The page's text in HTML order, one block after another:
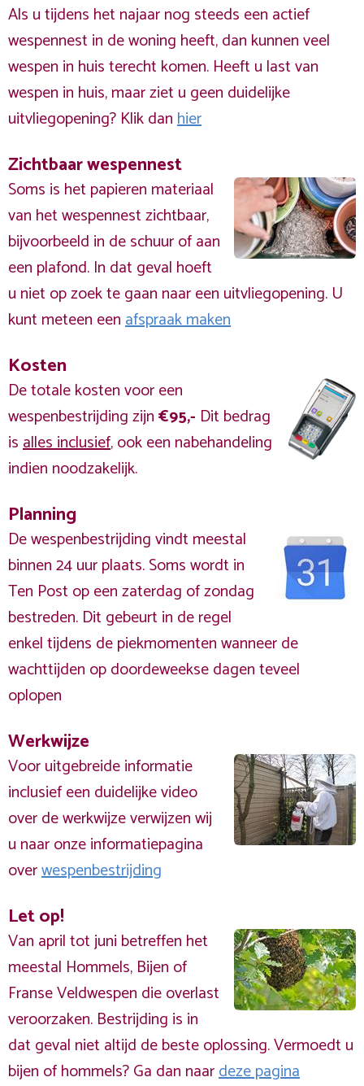
Als u tijdens het najaar nog steeds een actief
wespennest in de woning heeft, dan kunnen veel
wespen in huis terecht komen. Heeft u last van
wespen in huis, maar ziet u geen duidelijke
uitvliegopening? Klik danhier
Zichtbaar wespennest
Soms is het papieren materiaal
van het wespennest zichtbaar,
bijvoorbeeld in de schuur of aan
een plafond. In dat geval hoeft
u niet op zoek te gaan naar een uitvliegopening. U
kunt meteen eenafspraak maken
Kosten
De totale kosten voor een
wespenbestrijding zijn€95,- Dit bedrag
isalles inclusief, ook een nabehandeling
indien noodzakelijk.
Planning
De wespenbestrijding vindt meestal
binnen 24 uur plaats. Soms wordt in
Ten Post op een zaterdag of zondag
bestreden. Dit gebeurt in de regel
enkel tijdens de piekmomenten wanneer de
wachttijden op doordeweekse dagen teveel
oplopen
Werkwijze
Voor uitgebreide informatie
inclusief een duidelijke video
over de werkwijze verwijzen wij
u naar onze informatiepagina
overwespenbestrijding
Let op!
Van april tot juni betreffen het
meestal Hommels, Bijen of
Franse Veldwespen die overlast
veroorzaken. Bestrijding is in
dat geval niet altijd de beste oplossing. Vermoedt u
bijen of hommels? Ga dan naardeze pagina